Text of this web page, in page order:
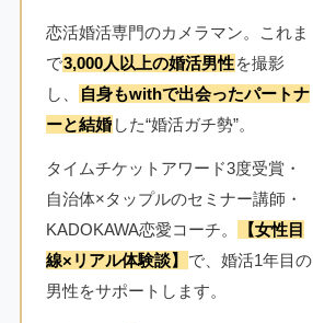
恋活婚活専門のカメラマン。これま
で3,000人以上の婚活男性を撮影
し、
自身もwithで出会ったパートナ
ーと結婚した“婚活ガチ勢”。
タイムチケットアワード3度受賞・
自治体×タップルのセミナー講師・
KADOKAWA恋愛コーチ。
【女性目
線×リアル体験談】
で、婚活1年目の
男性をサポートします。